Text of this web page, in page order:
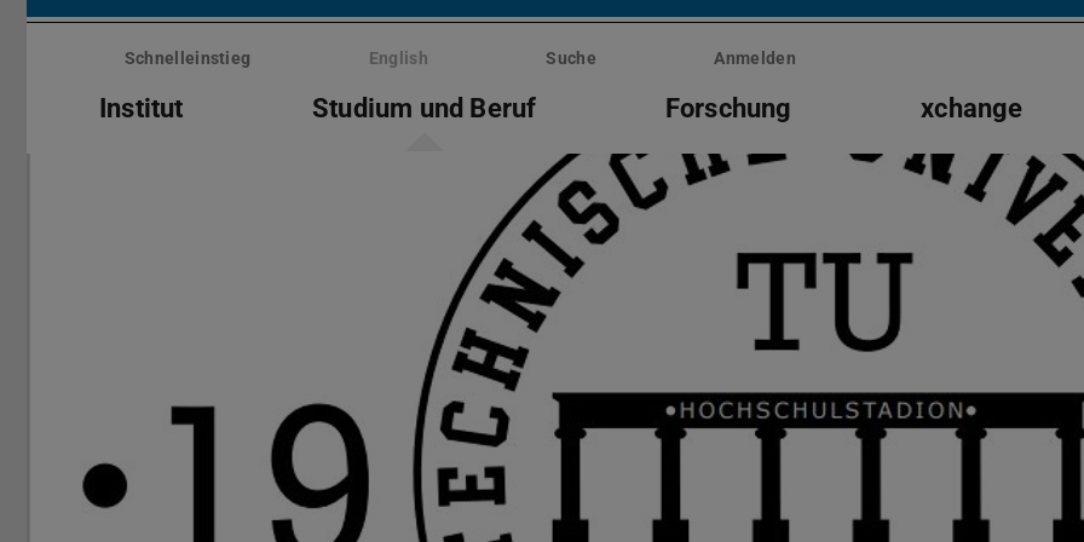
Menü
überspringenSchnelleinstieg English Suche Anmelden
Institut Studium und Beruf Forschung xchange